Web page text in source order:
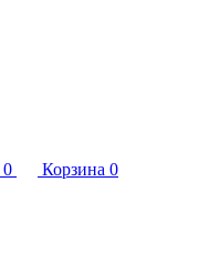
0 Корзина 0